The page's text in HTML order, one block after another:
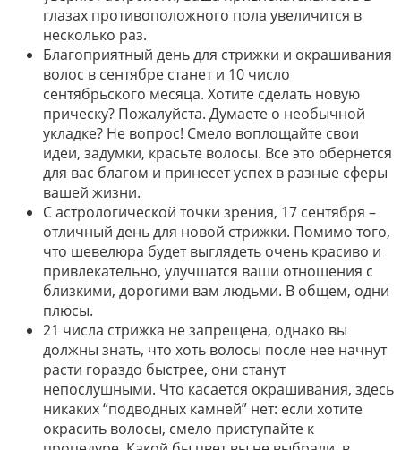
глазах противоположного пола увеличится в
несколько раз.
Благоприятный день для стрижки и окрашивания
волос в сентябре станет и 10 число
сентябрьского месяца. Хотите сделать новую
прическу? Пожалуйста. Думаете о необычной
укладке? Не вопрос! Смело воплощайте свои
идеи, задумки, красьте волосы. Все это обернется
для вас благом и принесет успех в разные сферы
вашей жизни.
С астрологической точки зрения, 17 сентября –
отличный день для новой стрижки. Помимо того,
что шевелюра будет выглядеть очень красиво и
привлекательно, улучшатся ваши отношения с
близкими, дорогими вам людьми. В общем, одни
плюсы.
21 числа стрижка не запрещена, однако вы
должны знать, что хоть волосы после нее начнут
расти гораздо быстрее, они станут
непослушными. Что касается окрашивания, здесь
никаких “подводных камней” нет: если хотите
окрасить волосы, смело приступайте к